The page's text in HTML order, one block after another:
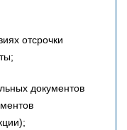
отсрочки
документов